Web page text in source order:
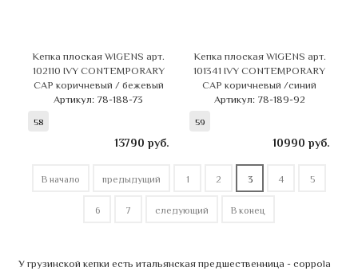
Кепка плоская WIGENS арт.
102110 IVY CONTEMPORARY
CAP коричневый / бежевый
Артикул: 78-188-73
58
13790 руб.
Кепка плоская WIGENS арт.
101341 IVY CONTEMPORARY
CAP коричневый /синий
Артикул: 78-189-92
59
10990 руб.
В начало предыдущий 1 2 3 4 5
6 7 следующий В конец
У грузинской кепки есть итальянская предшественница - coppola